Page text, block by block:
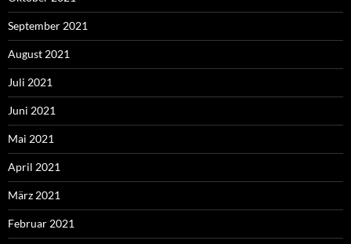
September 2021
August 2021
Juli 2021
Juni 2021
Mai 2021
April 2021
März 2021
Februar 2021